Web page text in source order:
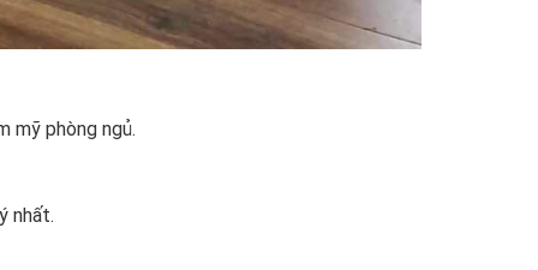
mỹ phòng ngủ.
nhất.